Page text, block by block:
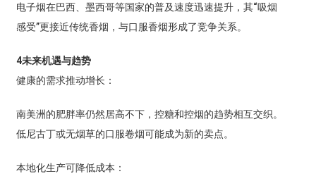
电子烟在巴西、墨西哥等国家的普及速度迅速提升，其“吸烟
感受”更接近传统香烟，与口服香烟形成了竞争关系。
4未来机遇与趋势
健康的需求推动增长：
南美洲的肥胖率仍然居高不下，控糖和控烟的趋势相互交织。
低尼古丁或无烟草的口服卷烟可能成为新的卖点。
本地化生产可降低成本：